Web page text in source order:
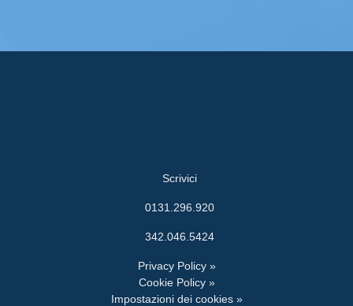
Scrivici
0131.296.920
342.046.5424
Privacy Policy »
Cookie Policy »
Impostazioni dei cookies »